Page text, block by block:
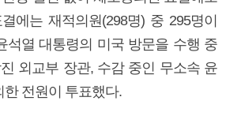
에는 재적의원(298명) 중 295명이
석열 대통령의 미국 방문을 수행 중
외교부 장관, 수감 중인 무소속 윤
전원이 투표했다.